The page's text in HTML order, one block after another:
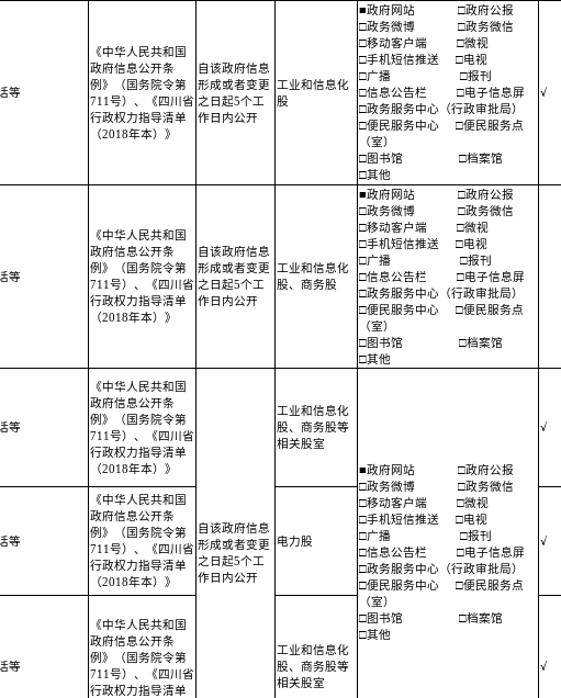
等
《中华人民共和国
政府信息公开条
例》（国务院令第
711号）、《四川省
行政权力指导清单
（2018年本）》
自该政府信息
形成或者变更
之日起5个工
作日内公开
工业和信息化
股
■政府网站
□政府公报
□政务微博
□政务微信
□移动客户端
□微视
□手机短信推送
□电视
□广播
□报刊
□信息公告栏
□电子信息屏
□政务服务中心（行政审批局）
□便民服务中心
□便民服务点
（室）
□图书馆
□档案馆
□其他
√
等
《中华人民共和国
政府信息公开条
例》（国务院令第
711号）、《四川省
行政权力指导清单
（2018年本）》
自该政府信息
形成或者变更
之日起5个工
作日内公开
工业和信息化
股、商务股
■政府网站
□政府公报
□政务微博
□政务微信
□移动客户端
□微视
□手机短信推送
□电视
□广播
□报刊
□信息公告栏
□电子信息屏
□政务服务中心（行政审批局）
□便民服务中心
□便民服务点
（室）
□图书馆
□档案馆
□其他
等
《中华人民共和国
政府信息公开条
例》（国务院令第
711号）、《四川省
行政权力指导清单
（2018年本）》
自该政府信息
形成或者变更
之日起5个工
作日内公开
工业和信息化
股、商务股等
相关股室
■政府网站
□政府公报
□政务微博
□政务微信
□移动客户端
□微视
□手机短信推送
□电视
□广播
□报刊
□信息公告栏
□电子信息屏
□政务服务中心（行政审批局）
□便民服务中心
□便民服务点
（室）
□图书馆
□档案馆
□其他
√
等
《中华人民共和国
政府信息公开条
例》（国务院令第
711号）、《四川省
行政权力指导清单
（2018年本）》
电力股 √
等
《中华人民共和国
政府信息公开条
例》（国务院令第
711号）、《四川省
行政权力指导清单
工业和信息化
股、商务股等
相关股室
√